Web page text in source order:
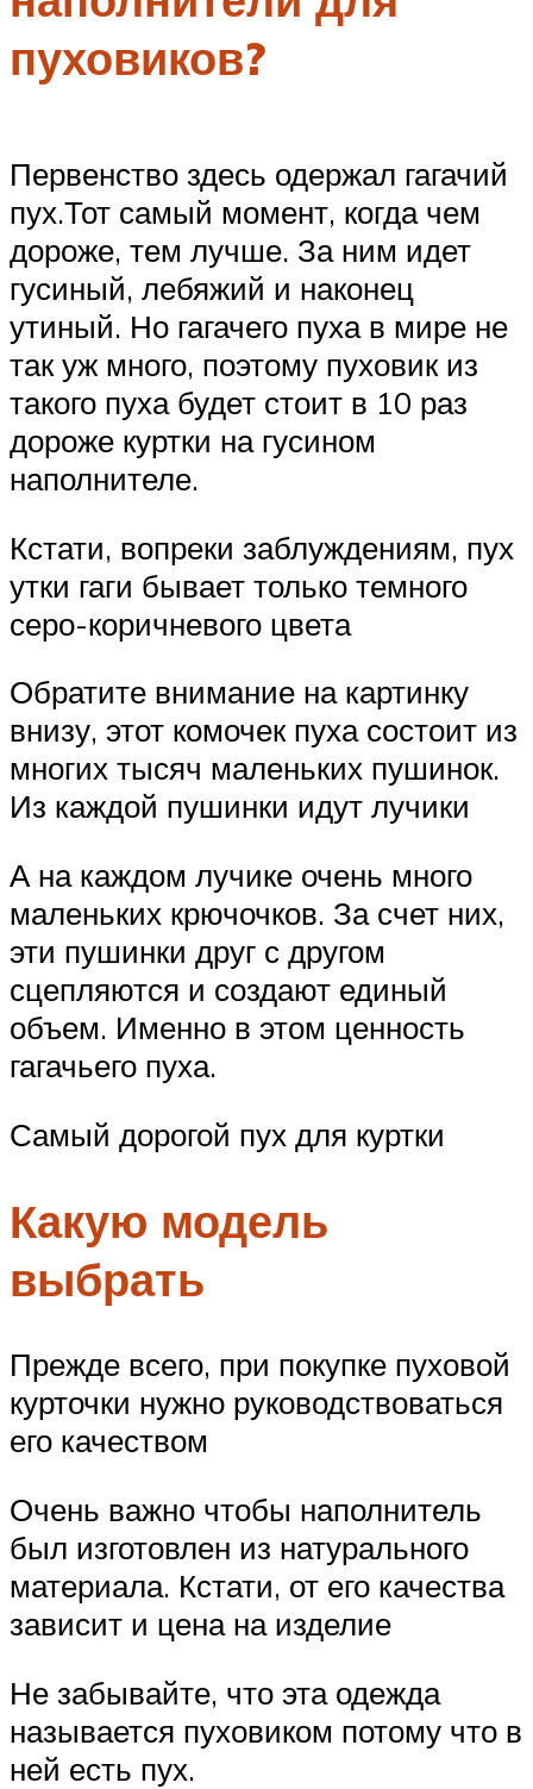
пуховиков?
Первенство здесь одержал гагачий
пух.Тот самый момент, когда чем
дороже, тем лучше. За ним идет
гусиный, лебяжий и наконец
утиный. Но гагачего пуха в мире не
так уж много, поэтому пуховик из
такого пуха будет стоит в 10 раз
дороже куртки на гусином
наполнителе.
Кстати, вопреки заблуждениям, пух
утки гаги бывает только темного
серо-коричневого цвета
Обратите внимание на картинку
внизу, этот комочек пуха состоит из
многих тысяч маленьких пушинок.
Из каждой пушинки идут лучики
А на каждом лучике очень много
маленьких крючочков. За счет них,
эти пушинки друг с другом
сцепляются и создают единый
объем. Именно в этом ценность
гагачьего пуха.
Самый дорогой пух для куртки
Какую модель
выбрать
Прежде всего, при покупке пуховой
курточки нужно руководствоваться
его качеством
Очень важно чтобы наполнитель
был изготовлен из натурального
материала. Кстати, от его качества
зависит и цена на изделие
Не забывайте, что эта одежда
называется пуховиком потому что в
ней есть пух.